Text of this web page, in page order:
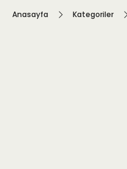
Anasayfa Kategoriler